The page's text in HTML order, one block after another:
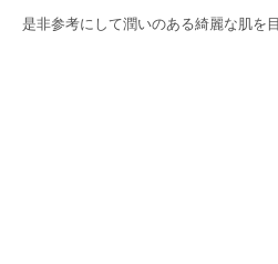
是非参考にして潤いのある綺麗な肌を